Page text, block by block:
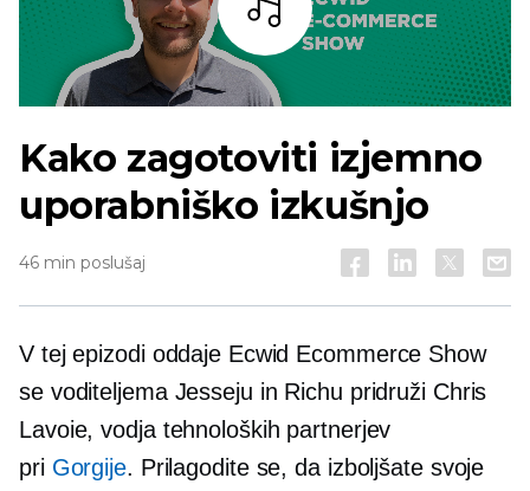
Bar
Kako zagotoviti izjemno
uporabniško izkušnjo
46 min poslušaj
V tej epizodi oddaje Ecwid Ecommerce Show
se voditeljema Jesseju in Richu pridruži Chris
Lavoie, vodja tehnoloških partnerjev
pri Gorgije. Prilagodite se, da izboljšate svoje